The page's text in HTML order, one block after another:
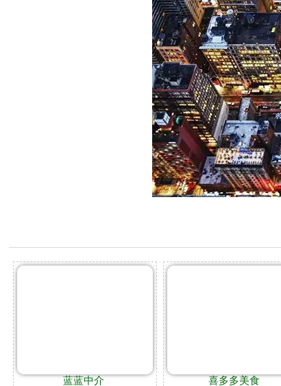
蓝蓝中介 喜多多美食